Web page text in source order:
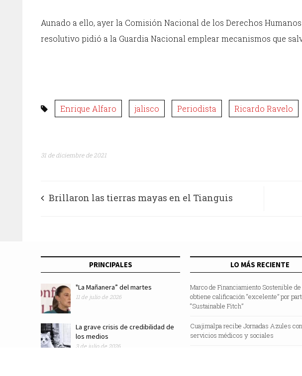
Aunado a ello, ayer la Comisión Nacional de los Derechos
resolutivo pidió a la Guardia Nacional emplear mecanismos que
Enrique Alfaro jalisco Periodista Ricardo Ravelo
31 de diciembre de 2021
Brillaron las tierras mayas en el Tianguis
PRINCIPALES
"La Mañanera” del martes
11 de julio de 2026
La grave crisis de credibilidad de
los medios
3 de julio de 2026
LO MÁS RECIENTE
Marco de Financiamiento Sostenible de
obtiene calificación “excelente” por
“Sustainable Fitch”
Cuajimalpa recibe Jornadas Azules con
servicios médicos y sociales